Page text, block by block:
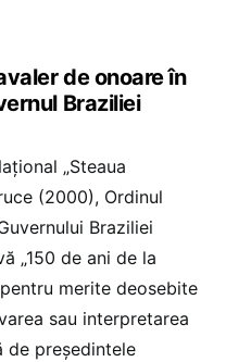
de onoare în
Braziliei
„Steaua
(2000), Ordinul
Braziliei
„150 de ani de la
merite deosebite
sau interpretarea
de preşedintele